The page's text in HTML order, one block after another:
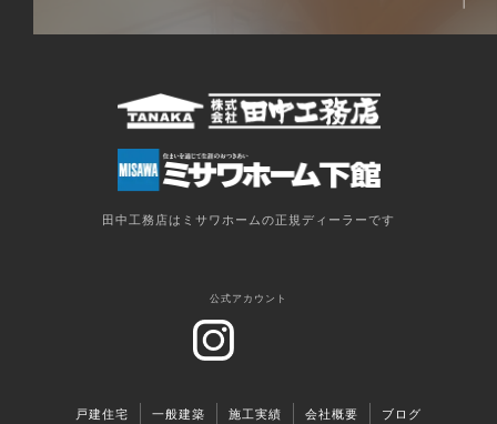
田中工務店はミサワホームの正規ディーラーです
公式アカウント
戸建住宅 一般建築 施工実績 会社概要 ブログ